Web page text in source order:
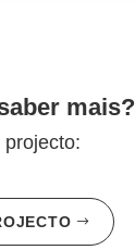
mais?